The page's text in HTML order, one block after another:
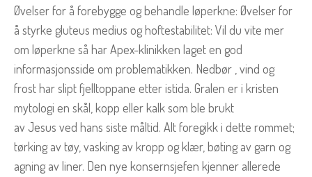
Øvelser for å forebygge og behandle løperkne: Øvelser for
å styrke gluteus medius og hoftestabilitet: Vil du vite mer
om løperkne så har Apex-klinikken laget en god
informasjonsside om problematikken. Nedbør , vind og
frost har slipt fjelltoppane etter istida. Gralen er i kristen
mytologi en skål, kopp eller kalk som ble brukt
av Jesus ved hans siste måltid. Alt foregikk i dette rommet;
tørking av tøy, vasking av kropp og klær, bøting av garn og
agning av liner. Den nye konsernsjefen kjenner allerede